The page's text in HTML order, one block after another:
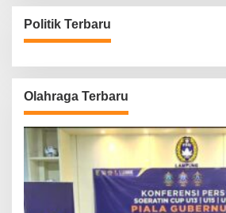
Politik Terbaru
Olahraga Terbaru